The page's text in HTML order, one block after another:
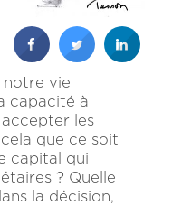
notre vie
capacité à
les
que ce soit
capital qui
? Quelle
la décision,